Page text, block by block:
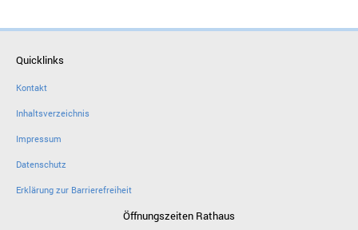
Quicklinks
Kontakt
Inhaltsverzeichnis
Impressum
Datenschutz
Erklärung zur Barrierefreiheit
Öffnungszeiten Rathaus